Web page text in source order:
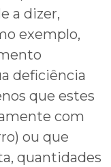
a dizer,
exemplo,
deficiência
que estes
com
ou que
quantidades